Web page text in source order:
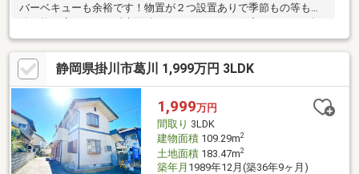
バーベキューも余裕です！物置が２つ設置ありで季節もの等も収
以上の庭有だから、朝一番の深呼吸も大きな伸びと共にリフレッ
シュ。また万一の品質担保である瑕疵保証つきの建物です。独特
のモノトーンがクールな外壁コンクリート仕様なのでスタイリッ
シュな外観です！エコキュート＋ＩＨのオール電化仕様。家族み
んなのワガママにも応える４ＳＬＤＫ。実際の空間をご自身で体
感してください。
静岡県掛川市葛川 1,999万円 3LDK
1,999万円
間取り 3LDK
建物面積109.29m2
土地面積183.47m2
築年月 1989年12月(築36年9ヶ月)